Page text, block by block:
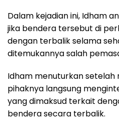
Dalam kejadian ini, Idham
jika bendera tersebut di
dengan terbalik selama
ditemukannya salah
Idham menuturkan setelah
pihaknya langsung
yang dimaksud terkait
bendera secara terbalik.